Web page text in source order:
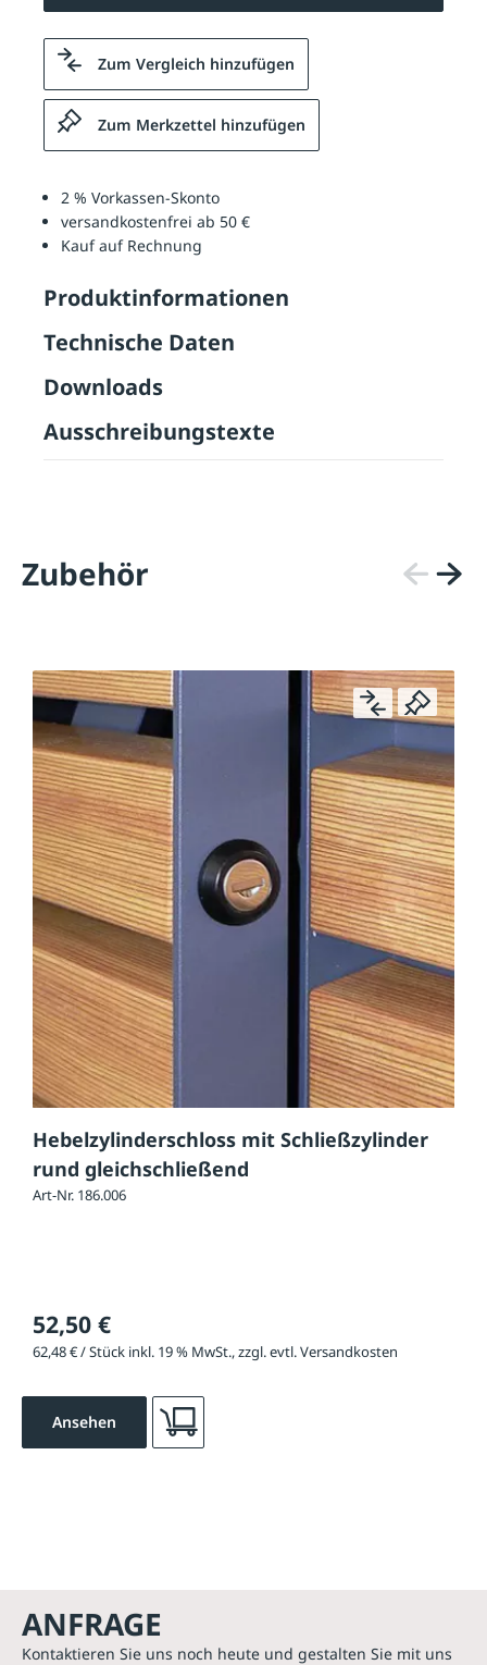
Zum Vergleich hinzufügen
Zum Merkzettel hinzufügen
2 % Vorkassen-Skonto
versandkostenfrei ab 50 €
Kauf auf Rechnung
Produktinformationen
Technische Daten
Downloads
Ausschreibungstexte
Zubehör
Hebelzylinderschloss mit Schließzylinder
rund gleichschließend
Art-Nr. 186.006
52,50 €
62,48 € / Stück inkl. 19 % MwSt., zzgl. evtl. Versandkosten
Ansehen
ANFRAGE
Kontaktieren Sie uns noch heute und gestalten Sie mit uns